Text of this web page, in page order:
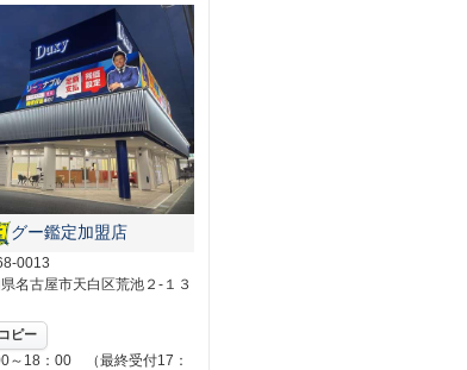
グー鑑定加盟店
0013
名古屋市天白区荒池２‐１３
コピー
～18：00 （最終受付17：